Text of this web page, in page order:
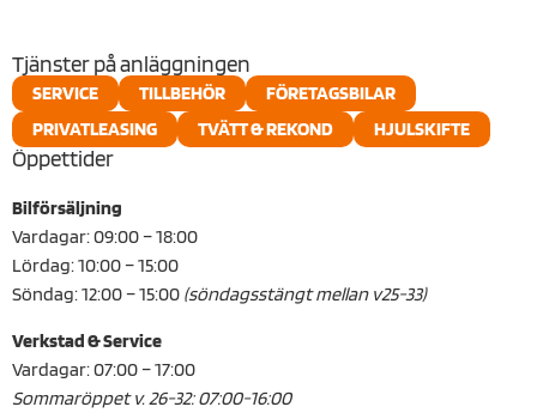
Tjänster på anläggningen
SERVICE TILLBEHÖR
FÖRETAGSBILAR
PRIVATLEASING
TVÄTT & REKOND HJULSKIFTE
Öppettider
Bilförsäljning
Vardagar: 09:00 – 18:00
Lördag: 10:00 – 15:00
Söndag: 12:00 – 15:00 (söndagsstängt mellan v25-33)
Verkstad & Service
Vardagar: 07:00 – 17:00
Sommaröppet v. 26-32: 07:00-16:00